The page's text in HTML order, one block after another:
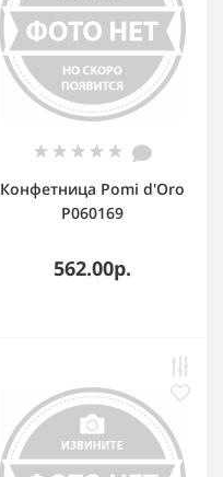
Конфетница Pomi d'Oro
P060169
562.00р.